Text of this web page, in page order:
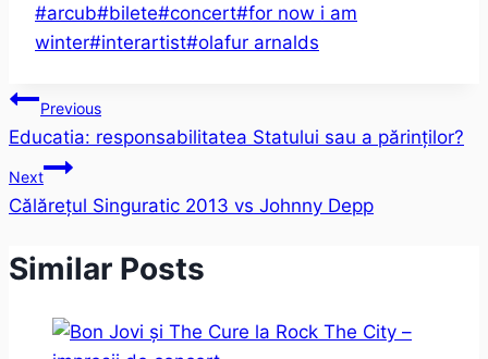
Post
Tags:
#arcub#bilete#concert#for now i am
winter#interartist#olafur arnalds
Post
navigation
Previous
Educatia: responsabilitatea Statului sau a părinților?
Next
Călărețul Singuratic 2013 vs Johnny Depp
Similar Posts